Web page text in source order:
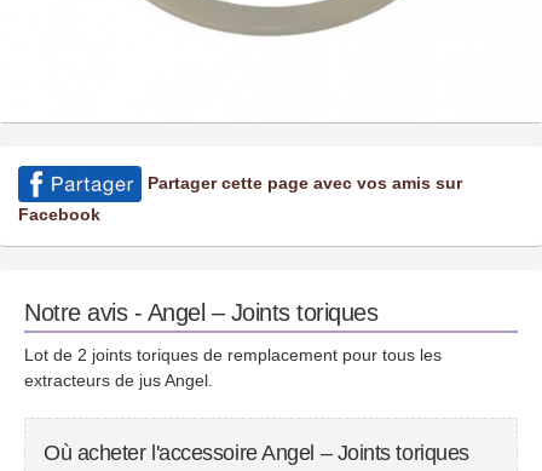
Partager cette page avec vos amis sur
Facebook
Notre avis - Angel – Joints toriques
Lot de 2 joints toriques de remplacement pour tous les
extracteurs de jus Angel.
Où acheter l'accessoire Angel – Joints toriques